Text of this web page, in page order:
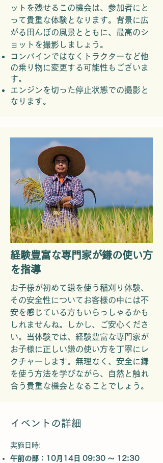
ットを残せるこの機会は、参加者にと
って貴重な体験となります。背景に広
がる田んぼの風景とともに、最高のシ
ョットを撮影しましょう。
コンバインではなくトラクターなど他
の乗り物に変更する可能性もございま
す。
エンジンを切った停止状態での撮影と
なります。
経験豊富な専門家が鎌の使い方
を指導
お子様が初めて鎌を使う稲刈り体験、
その安全性についてお客様の中には不
安を感じている方もいらっしゃるかも
しれませんね。しかし、ご安心くださ
い。当体験では、経験豊富な専門家が
お子様に正しい鎌の使い方を丁寧にレ
クチャーします。無理なく、安全に鎌
を使う方法を学びながら、自然と触れ
合う貴重な機会となることでしょう。
イベントの詳細
実施日時:
午前の部：10月14日 09:30 ～ 12:30